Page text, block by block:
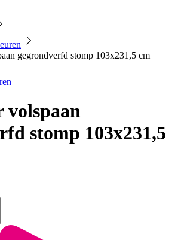
gegrondverfd stomp 103x231,5 cm
volspaan
stomp 103x231,5